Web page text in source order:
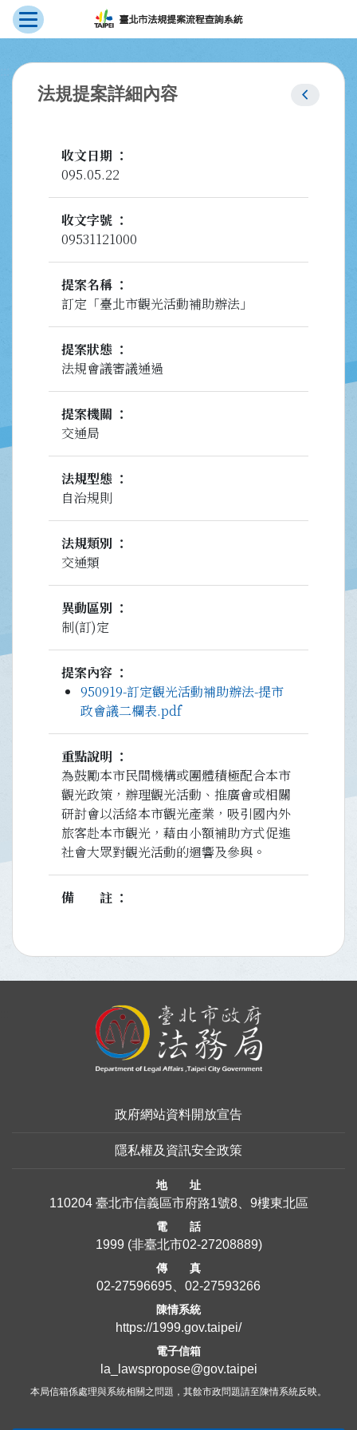
跳到主要內容
展開選單
法規提案詳細內容 chevron_left
收文日期
095.05.22
收文字號
09531121000
提案名稱
訂定「臺北市觀光活動補助辦法」
提案狀態
法規會議審議通過
提案機關
交通局
法規型態
自治規則
法規類別
交通類
異動區別
制(訂)定
提案內容
950919-訂定觀光活動補助辦法-提市
政會議二欄表.pdf
重點說明
為鼓勵本市民間機構或團體積極配合本市
觀光政策，辦理觀光活動、推廣會或相關
研討會以活絡本市觀光產業，吸引國內外
旅客赴本市觀光，藉由小額補助方式促進
社會大眾對觀光活動的迴響及參與。
備註
政府網站資料開放宣告
隱私權及資訊安全政策
地 址
110204 臺北市信義區市府路1號8、9樓東北區
電 話
1999 (非臺北市02-27208889)
傳 真
02-27596695、02-27593266
陳情系統
https://1999.gov.taipei/
電子信箱
la_lawspropose@gov.taipei
本局信箱係處理與系統相關之問題，其餘市政問題請至陳情系統反映。